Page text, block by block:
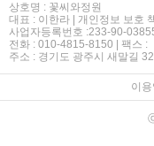
상호명 : 꽃씨와정원
대표 : 이한라 | 개인정보 보호
사업자등록번호 :233-90-
전화 : 010-4815-8150 | 팩스 :
주소 : 경기도 광주시 새말길
이